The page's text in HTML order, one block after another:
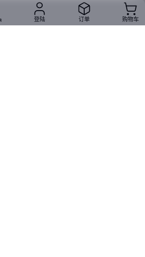
登陆 订单 购物车